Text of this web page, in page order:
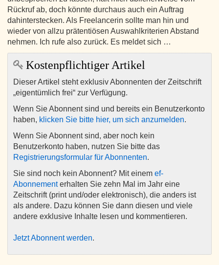
Rückruf ab, doch könnte durchaus auch ein Auftrag
dahinterstecken. Als Freelancerin sollte man hin und
wieder von allzu prätentiösen Auswahlkriterien Abstand
nehmen. Ich rufe also zurück. Es meldet sich …
Kostenpflichtiger Artikel
Dieser Artikel steht exklusiv Abonnenten der Zeitschrift
„eigentümlich frei“ zur Verfügung.
Wenn Sie Abonnent sind und bereits ein Benutzerkonto
haben, klicken Sie bitte hier, um sich anzumelden.
Wenn Sie Abonnent sind, aber noch kein
Benutzerkonto haben, nutzen Sie bitte das
Registrierungsformular für Abonnenten.
Sie sind noch kein Abonnent? Mit einem ef-
Abonnementerhalten Sie zehn Mal im Jahr eine
Zeitschrift (print und/oder elektronisch), die anders ist
als andere. Dazu können Sie dann diesen und viele
andere exklusive Inhalte lesen und kommentieren.
Jetzt Abonnent werden.